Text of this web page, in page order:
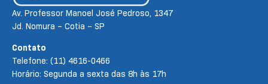
Av. Professor Manoel José Pedroso, 1347
Jd. Nomura – Cotia – SP
Contato
Telefone: (11) 4616-0466
Horário: Segunda a sexta das 8h às 17h